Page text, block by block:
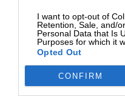
I want to opt-out of
Retention, Sale, and/
Personal Data that Is
Purposes for which it
Opted Out
CONFIRM
Czas realizacji
W celu potwierdzenia
kontakt, w celu weryfikacji.
Bateria może być